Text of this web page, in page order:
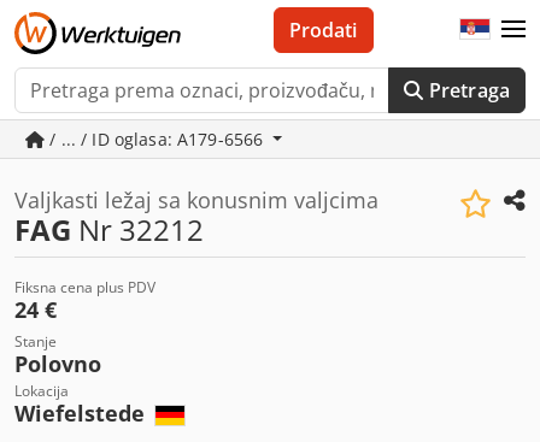
Pretraga
Prodati
/ ... / ID oglasa: A179-6566
Valjkasti ležaj sa konusnim valjcima
FAG Nr 32212
Fiksna cena plus PDV
24 €
Stanje
Polovno
Lokacija
Wiefelstede